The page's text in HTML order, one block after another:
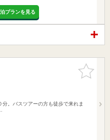
プランを見る
お気に入
りに追加
分。バスツアーの方も徒歩で来れま